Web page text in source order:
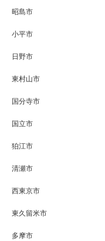
昭島市
小平市
日野市
東村山市
国分寺市
国立市
狛江市
清瀬市
西東京市
東久留米市
多摩市